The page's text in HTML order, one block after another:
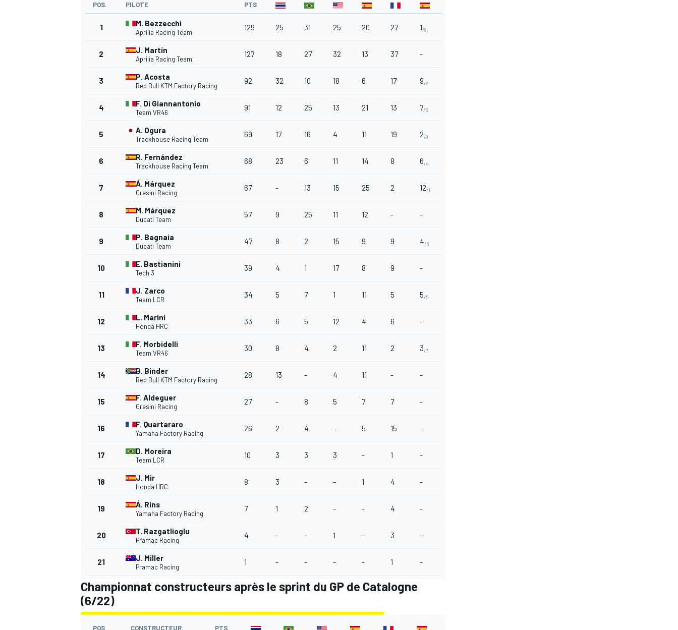
AUTRES CHAMPIONNATS
POS. PILOTE PTS
1 M. Bezzecchi
Aprilia Racing Team
129 25 31 25 20 27 1/9
2 J. Martín
Aprilia Racing Team
127 18 27 32 13 37 -
3 P. Acosta
Red Bull KTM Factory Racing
92 32 10 18 6 17 9/2
4 F. Di Giannantonio
Team VR46
91 12 25 13 21 13 7/3
5 A. Ogura
Trackhouse Racing Team
69 17 16 4 11 19 2/8
6 R. Fernández
Trackhouse Racing Team
68 23 6 11 14 8 6/4
7 Á. Márquez
Gresini Racing
67 - 13 15 25 2 12/1
8 M. Márquez
Ducati Team
57 9 25 11 12 - -
9 P. Bagnaia
Ducati Team
47 8 2 15 9 9 4/6
10 E. Bastianini
Tech 3
39 4 1 17 8 9 -
11 J. Zarco
Team LCR
34 5 7 1 11 5 5/5
12 L. Marini
Honda HRC
33 6 5 12 4 6 -
13 F. Morbidelli
Team VR46
30 8 4 2 11 2 3/7
14 B. Binder
Red Bull KTM Factory Racing
28 13 - 4 11 - -
15 F. Aldeguer
Gresini Racing
27 - 8 5 7 7 -
16 F. Quartararo
Yamaha Factory Racing
26 2 4 - 5 15 -
17 D. Moreira
Team LCR
10 3 3 3 - 1 -
18 J. Mir
Honda HRC
8 3 - - 1 4 -
19 Á. Rins
Yamaha Factory Racing
7 1 2 - - 4 -
20 T. Razgatlioglu
Pramac Racing
4 - - 1 - 3 -
21 J. Miller
Pramac Racing
1 - - - - 1 -
Championnat constructeurs après le sprint du GP de Catalogne
(6/22)
POS. CONSTRUCTEUR PTS